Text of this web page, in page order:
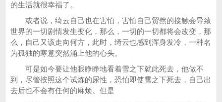
的生活就很幸福了。
或者说，绮云自己也在害怕，害怕自己贸然的接触会导致
世界的一切剧情发生变化，那么，一切的一切都将会改变，那
么，自己又该走向何方，此时，绮云也感到浑身发冷，一种名
为孤独的寒意突然涌上他的心头。
可是如今要让他眼睁睁地看着雪之下就此死去，他做不
到，尽管按照这个试炼的尿性，恐怕即使雪之下死去，自己出
去后也不会有任何的麻烦。但是